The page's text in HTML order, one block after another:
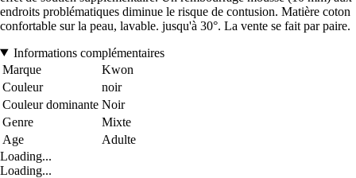
endroits problématiques diminue le risque de contusion. Matière coton
confortable sur la peau, lavable. jusqu'à 30°. La vente se fait par paire.
Informations complémentaires
Marque
Kwon
Couleur
noir
Couleur dominante Noir
Genre
Mixte
Age
Adulte
Loading...
Loading...